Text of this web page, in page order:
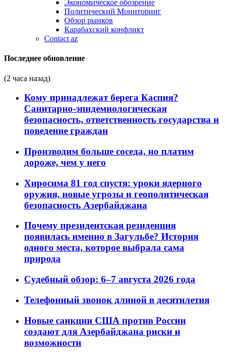
Экономическое обозрение
Политический Мониторинг
Обзор рынков
Карабахский конфликт
Contact az
Последнее обновление
(2 часа назад)
Кому принадлежат берега Каспия?
Санитарно-эпидемиологическая
безопасность, ответственность государства и
поведение граждан
Производим больше соседа, но платим
дороже, чем у него
Хиросима 81 год спустя: уроки ядерного
оружия, новые угрозы и геополитическая
безопасность Азербайджана
Почему президентская резиденция
появилась именно в Загульбе? История
одного места, которое выбрала сама
природа
Судебный обзор: 6–7 августа 2026 года
Телефонный звонок длиной в десятилетия
Новые санкции США против России
создают для Азербайджана риски и
возможности